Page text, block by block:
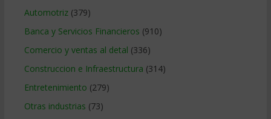
Automotriz(379)
Banca y Servicios Financieros (910)
Comercio y ventas al detal (336)
Construccion e Infraestructura (314)
Entretenimiento (279)
Otras industrias (73)